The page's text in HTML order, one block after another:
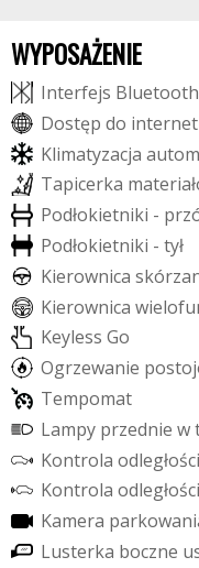
WYPOSAŻENIE
Interfejs Bluetooth
Dostęp do internet
Klimatyzacja autom
Tapicerka materiał
Podłokietniki - prz
Podłokietniki - tył
Kierownica skórza
Kierownica wielofu
Keyless Go
Ogrzewanie postoj
Tempomat
Lampy przednie w
Kontrola odległości
Kontrola odległości
Kamera parkowani
Lusterka boczne u